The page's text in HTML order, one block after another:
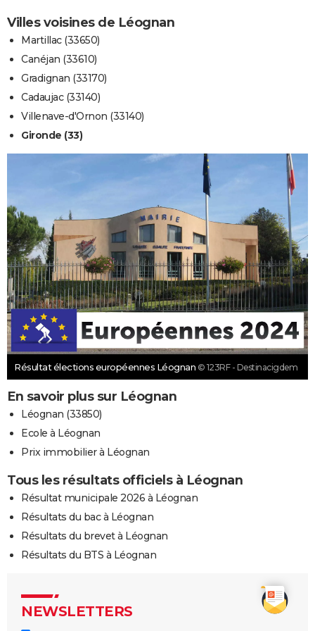
Villes voisines de Léognan
Martillac (33650)
Canéjan (33610)
Gradignan (33170)
Cadaujac (33140)
Villenave-d'Ornon (33140)
Gironde (33)
Résultat élections européennes Léognan © 123RF - Destinacigdem
En savoir plus sur Léognan
Léognan (33850)
Ecole à Léognan
Prix immobilier à Léognan
Tous les résultats officiels à Léognan
Résultat municipale 2026 à Léognan
Résultats du bac à Léognan
Résultats du brevet à Léognan
Résultats du BTS à Léognan
NEWSLETTERS